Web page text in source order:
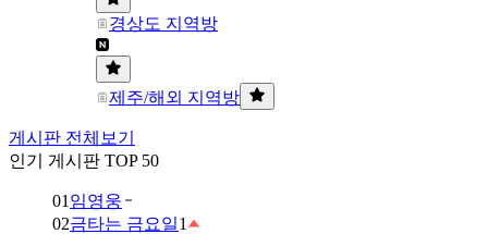
경상도 지역방
제주/해외 지역방
게시판 전체보기
인기 게시판 TOP 50
01 임영웅
02금타는 금요일1